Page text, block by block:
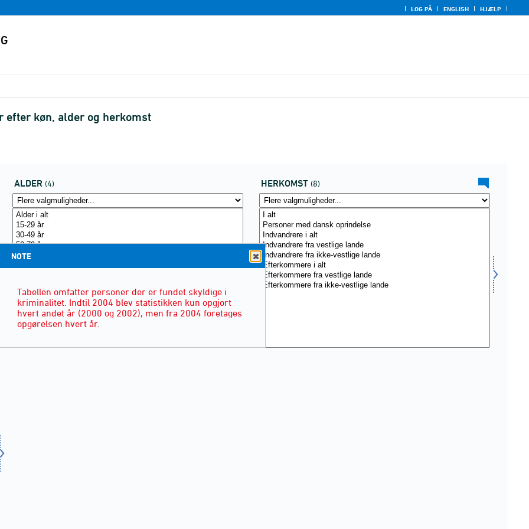
LOG PÅ ENGLISH HJÆLP
køn, alder og herkomst
ALDER (4) HERKOMST (8)
NOTE
Tabellen omfatter personer der er fundet skyldige i
kriminalitet. Indtil 2004 blev statistikken kun opgjort
hvert andet år (2000 og 2002), men fra 2004 foretages
opgørelsen hvert år.